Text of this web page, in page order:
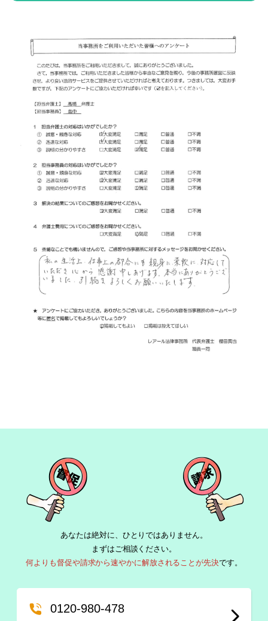
あなたは絶対に、ひとりではありません。
まずはご相談ください。
何よりも督促や請求から速やかに解放されることが先決です。
0120-980-478